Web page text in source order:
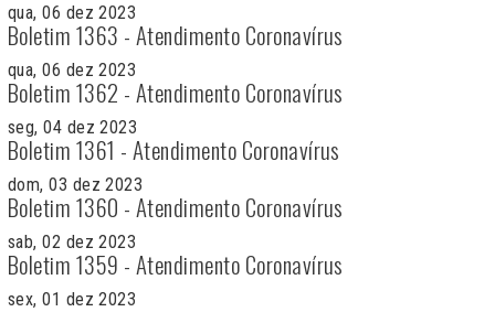
qua, 06 dez 2023
Boletim 1363 - Atendimento Coronavírus
qua, 06 dez 2023
Boletim 1362 - Atendimento Coronavírus
seg, 04 dez 2023
Boletim 1361 - Atendimento Coronavírus
dom, 03 dez 2023
Boletim 1360 - Atendimento Coronavírus
sab, 02 dez 2023
Boletim 1359 - Atendimento Coronavírus
sex, 01 dez 2023